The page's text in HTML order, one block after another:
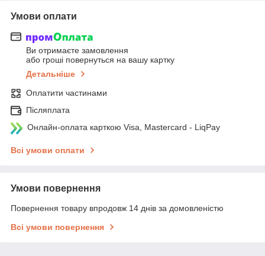
Умови оплати
Ви отримаєте замовлення
або гроші повернуться на вашу картку
Детальніше
Оплатити частинами
Післяплата
Онлайн-оплата карткою Visa, Mastercard - LiqPay
Всі умови оплати
Умови повернення
Повернення товару впродовж 14 днів за домовленістю
Всі умови повернення